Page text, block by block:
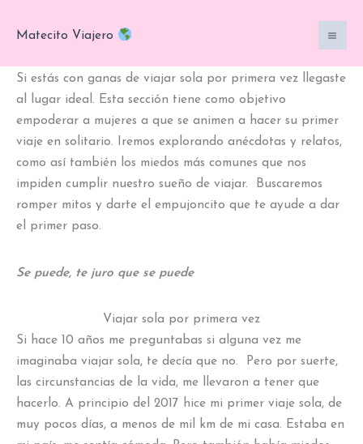
Matecito Viajero
Si estás con ganas de viajar sola por primera vez llegaste
al lugar ideal. Esta sección tiene como objetivo
empoderar a mujeres a que se animen a hacer su primer
viaje en solitario. Iremos explorando anécdotas y relatos,
como así también los miedos más comunes que nos
impiden cumplir nuestro sueño de viajar. Buscaremos
romper mitos y darte el empujoncito que te ayude a dar
el primer paso.
Se puede, te juro que se puede
Viajar sola por primera vez
Si hace 10 años me preguntabas si alguna vez me
imaginaba viajar sola, te decía que no. Pero por suerte,
las circunstancias de la vida, me llevaron a tener que
hacerlo. A principio del 2017 hice mi primer viaje sola, de
muy pocos días, a menos de mil km de mi casa. Estaba en